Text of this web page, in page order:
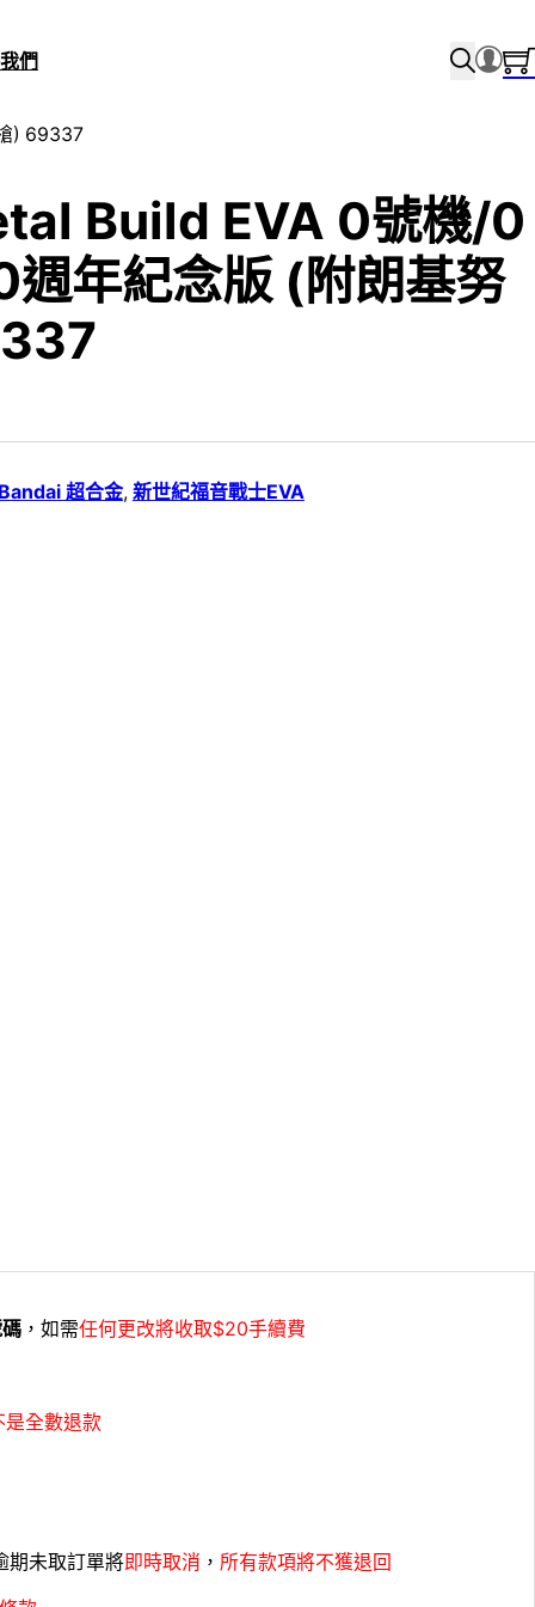
們
) 69337
Build EVA 0號機/0
年紀念版 (附朗基努
超合金, 新世紀福音戰士EVA
，如需任何更改將收取$20手續費
是全數退款
期未取訂單將即時取消 ， 所有款項將不獲退回